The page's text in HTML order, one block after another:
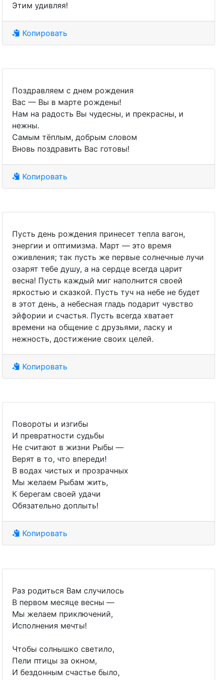
Этим удивляя!
Копировать
Поздравляем с днем рождения
Вас — Вы в марте рождены!
Нам на радость Вы чудесны, и прекрасны, и
нежны.
Самым тёплым, добрым словом
Вновь поздравить Вас готовы!
Копировать
Пусть день рождения принесет тепла вагон,
энергии и оптимизма. Март — это время
оживления; так пусть же первые солнечные лучи
озарят тебе душу, а на сердце всегда царит
весна! Пусть каждый миг наполнится своей
яркостью и сказкой. Пусть туч на небе не будет
в этот день, а небесная гладь подарит чувство
эйфории и счастья. Пусть всегда хватает
времени на общение с друзьями, ласку и
нежность, достижение своих целей.
Копировать
Повороты и изгибы
И превратности судьбы
Не считают в жизни Рыбы —
Верят в то, что впереди!
В водах чистых и прозрачных
Мы желаем Рыбам жить,
К берегам своей удачи
Обязательно доплыть!
Копировать
Раз родиться Вам случилось
В первом месяце весны —
Мы желаем приключений,
Исполнения мечты!
Чтобы солнышко светило,
Пели птицы за окном,
И бездонным счастье было,